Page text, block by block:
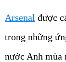
Arsenal được
trong những
nước Anh mùa